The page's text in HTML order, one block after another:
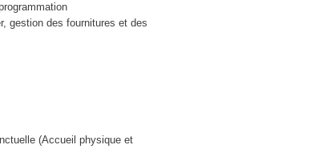
gestion des fournitures et des
(Accueil physique et